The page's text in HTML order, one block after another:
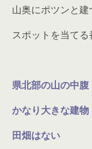
山奥にポツンと
スポットを当てる
県北部の山の中腹
かなり大きな建物
田畑はない